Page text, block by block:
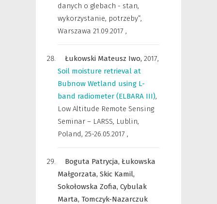
danych o glebach - stan,
wykorzystanie, potrzeby”,
Warszawa 21.09.2017 ,
Łukowski Mateusz Iwo, 2017,
Soil moisture retrieval at
Bubnow Wetland using L-
band radiometer (ELBARA III),
Low Altitude Remote Sensing
Seminar – LARSS, Lublin,
Poland, 25-26.05.2017 ,
Boguta Patrycja, Łukowska
Małgorzata, Skic Kamil,
Sokołowska Zofia, Cybulak
Marta, Tomczyk-Nazarczuk